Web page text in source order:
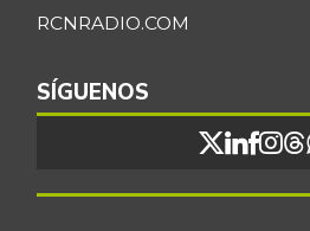
RCNRADIO.COM
SÍGUENOS